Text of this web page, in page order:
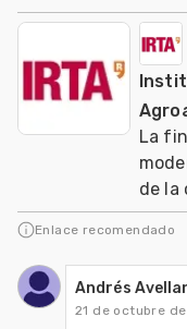
La
de la
Enlace recomendado
Andrés
21 de octubre